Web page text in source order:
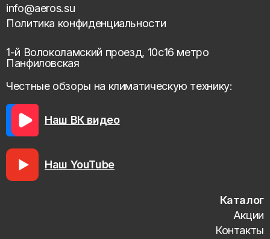
info@aeros.su
Политика конфиденциальности
1-й Волоколамский проезд, 10с16 метро
Панфиловская
Честные обзоры на климатическую технику:
Наш ВК видео
Наш YouTube
Каталог
Акции
Контакты